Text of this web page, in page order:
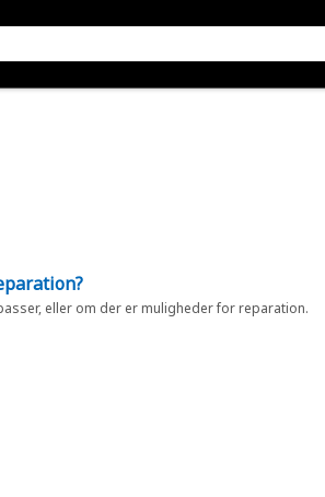
eller om der er muligheder for reparation.